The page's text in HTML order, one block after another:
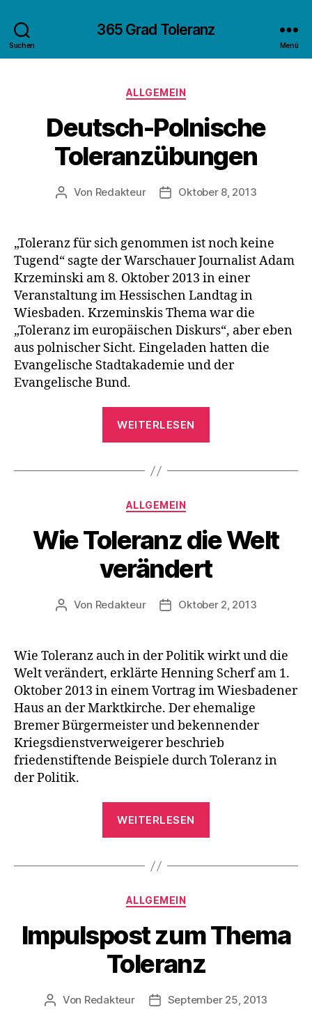
Suchen
365 Grad Toleranz
Menü
Kategorien
ALLGEMEIN
Deutsch-Polnische
Toleranzübungen
Beitragsautor
Von Redakteur Beitragsdatum
Oktober 8, 2013
„Toleranz für sich genommen ist noch keine
Tugend“ sagte der Warschauer Journalist Adam
Krzeminski am 8. Oktober 2013 in einer
Veranstaltung im Hessischen Landtag in
Wiesbaden. Krzeminskis Thema war die
„Toleranz im europäischen Diskurs“, aber eben
aus polnischer Sicht. Eingeladen hatten die
Evangelische Stadtakademie und der
Evangelische Bund.
WEITERLESEN
Kategorien
ALLGEMEIN
Wie Toleranz die Welt
verändert
Beitragsautor
Von Redakteur Beitragsdatum
Oktober 2, 2013
Wie Toleranz auch in der Politik wirkt und die
Welt verändert, erklärte Henning Scherf am 1.
Oktober 2013 in einem Vortrag im Wiesbadener
Haus an der Marktkirche. Der ehemalige
Bremer Bürgermeister und bekennender
Kriegsdienstverweigerer beschrieb
friedenstiftende Beispiele durch Toleranz in
der Politik.
WEITERLESEN
Welt
Kategorien
ALLGEMEIN
Impulspost zum Thema
Toleranz
Beitragsautor
Von Redakteur Beitragsdatum
September 25, 2013